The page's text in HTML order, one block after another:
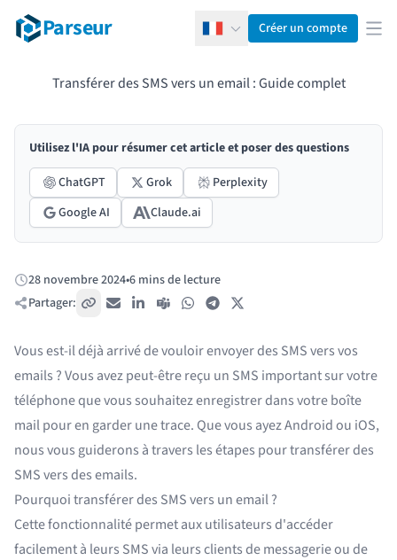
Parseur FrançaisCréer un compte
Transférer des SMS vers un email : Guide complet
Utilisez l'IA pour résumer cet article et poser des questions
ChatGPT
Grok
Perplexity
Google AI
Claude.ai
Publié:
28 novembre 2024•6 mins de lecture
Partager:
Copier le lien
E-mail LinkedIn
Teams WhatsAppTelegram
Vous est-il déjà arrivé de vouloir envoyer des SMS vers vos
emails ? Vous avez peut-être reçu un SMS important sur votre
téléphone que vous souhaitez enregistrer dans votre boîte
mail pour en garder une trace. Que vous ayez Android ou iOS,
nous vous guiderons à travers les étapes pour transférer des
SMS vers des emails.
Pourquoi transférer des SMS vers un email ?
Cette fonctionnalité permet aux utilisateurs d'accéder
facilement à leurs SMS via leurs clients de messagerie ou de